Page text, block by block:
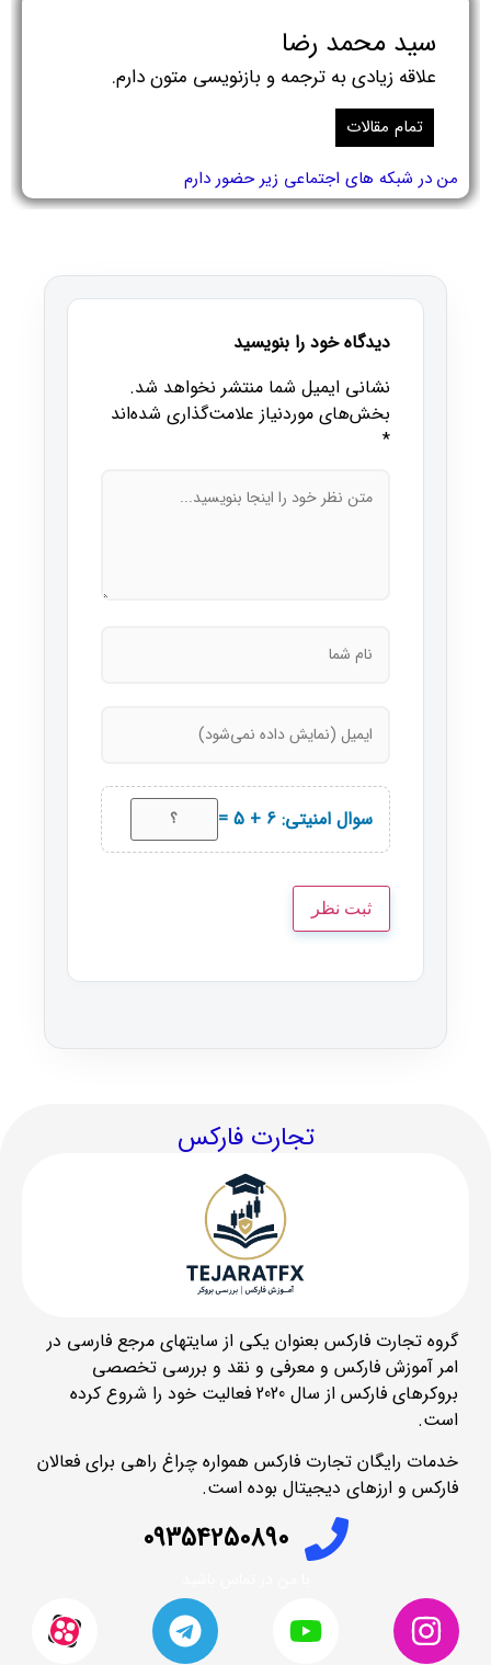
سید محمد رضا
علاقه زیادی به ترجمه و بازنویسی متون دارم.
تمام مقالات
من در شبکه های اجتماعی زیر حضور دارم
دیدگاه خود را بنویسید
نشانی ایمیل شما منتشر نخواهد شد.
بخش‌های موردنیاز علامت‌گذاری شده‌اند
*
سوال امنیتی: 6 + 5 =
تجارت فارکس
گروه تجارت فارکس بعنوان یکی از سایتهای مرجع فارسی در
امر آموزش فارکس و معرفی و نقد و بررسی تخصصی
بروکرهای فارکس از سال 2020 فعالیت خود را شروع کرده
است.
خدمات رایگان تجارت فارکس همواره چراغ راهی برای فعالان
فارکس و ارزهای دیجیتال بوده است.
09354250890